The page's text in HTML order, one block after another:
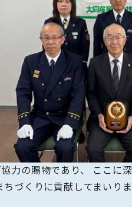
力の賜物であり、 ここに
づくりに貢献してまいりま